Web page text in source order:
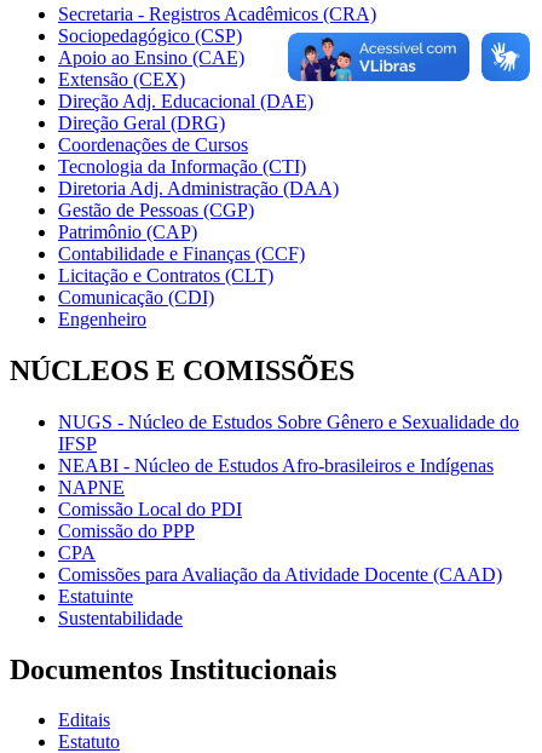
Secretaria - Registros Acadêmicos (CRA)
Sociopedagógico (CSP)
Apoio ao Ensino (CAE)
Extensão (CEX)
Direção Adj. Educacional (DAE)
Direção Geral (DRG)
Coordenações de Cursos
Tecnologia da Informação (CTI)
Diretoria Adj. Administração (DAA)
Gestão de Pessoas (CGP)
Patrimônio (CAP)
Contabilidade e Finanças (CCF)
Licitação e Contratos (CLT)
Comunicação (CDI)
Engenheiro
NÚCLEOS E COMISSÕES
NUGS - Núcleo de Estudos Sobre Gênero e Sexualidade do
IFSP
NEABI - Núcleo de Estudos Afro-brasileiros e Indígenas
NAPNE
Comissão Local do PDI
Comissão do PPP
CPA
Comissões para Avaliação da Atividade Docente (CAAD)
Estatuinte
Sustentabilidade
Documentos Institucionais
Editais
Estatuto